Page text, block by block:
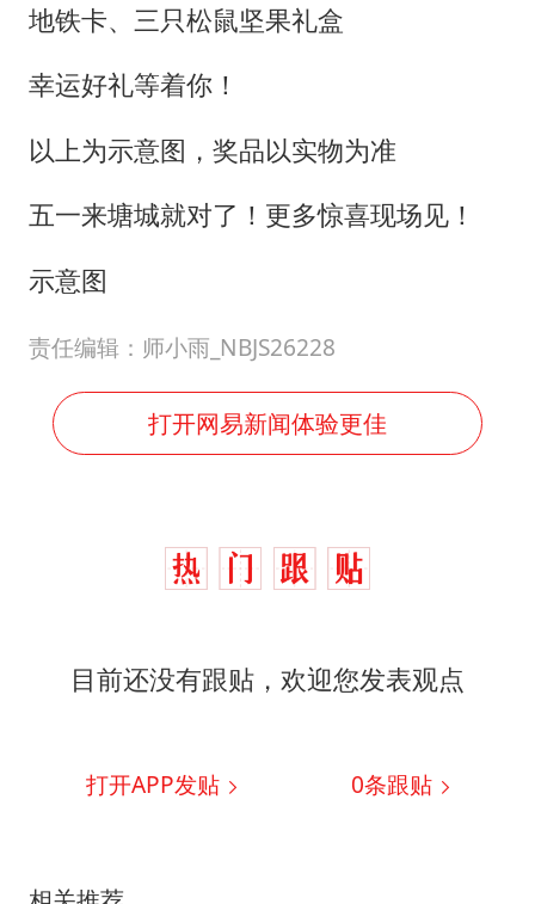
地铁卡、三只松鼠坚果礼盒
幸运好礼等着你！
以上为示意图，奖品以实物为准
五一来塘城就对了！更多惊喜现场见！
示意图
责任编辑：师小雨_NBJS26228
打开网易新闻体验更佳
目前还没有跟贴，欢迎您发表观点
打开APP发贴 0条跟贴